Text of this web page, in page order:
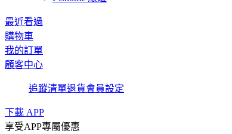
最近看過
購物車
我的訂單
顧客中心
追蹤清單退貨會員設定
下載 APP
享受APP專屬優惠